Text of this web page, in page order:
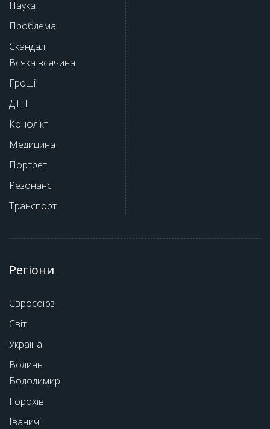
Наука
Проблема
Скандал
Всяка всячина
Гроші
ДТП
Конфлікт
Медицина
Портрет
Резонанс
Транспорт
Регіони
Євросоюз
Світ
Україна
Волинь
Володимир
Горохів
Іваничі